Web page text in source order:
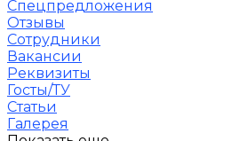
Спецпредложения
Отзывы
Сотрудники
Вакансии
Реквизиты
Госты/ТУ
Статьи
Галерея